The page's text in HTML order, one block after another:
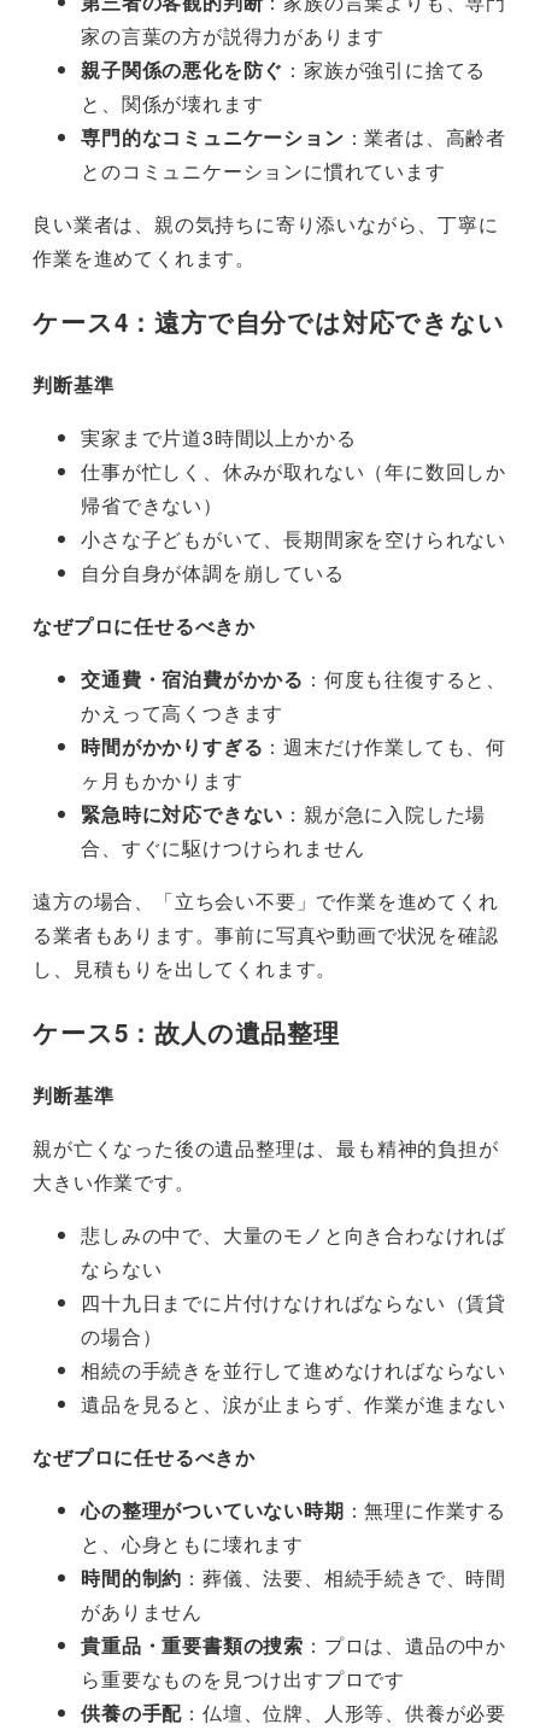
家の言葉の方が説得力があります
親子関係の悪化を防ぐ ：家族が強引に捨てる
と、関係が壊れます
専門的なコミュニケーション ：業者は、高齢者
とのコミュニケーションに慣れています
良い業者は、親の気持ちに寄り添いながら、丁寧に
作業を進めてくれます。
ケース4：遠方で自分では対応できない
判断基準
実家まで片道3時間以上かかる
仕事が忙しく、休みが取れない（年に数回しか
帰省できない）
小さな子どもがいて、長期間家を空けられない
自分自身が体調を崩している
なぜプロに任せるべきか
交通費・宿泊費がかかる ：何度も往復すると、
かえって高くつきます
時間がかかりすぎる ：週末だけ作業しても、何
ヶ月もかかります
緊急時に対応できない ：親が急に入院した場
合、すぐに駆けつけられません
遠方の場合、「立ち会い不要」で作業を進めてくれ
る業者もあります。事前に写真や動画で状況を確認
し、見積もりを出してくれます。
ケース5：故人の遺品整理
判断基準
親が亡くなった後の遺品整理は、最も精神的負担が
大きい作業です。
悲しみの中で、大量のモノと向き合わなければ
ならない
四十九日までに片付けなければならない（賃貸
の場合）
相続の手続きを並行して進めなければならない
遺品を見ると、涙が止まらず、作業が進まない
なぜプロに任せるべきか
心の整理がついていない時期 ：無理に作業する
と、心身ともに壊れます
時間的制約 ：葬儀、法要、相続手続きで、時間
がありません
貴重品・重要書類の捜索 ：プロは、遺品の中か
ら重要なものを見つけ出すプロです
供養の手配 ：仏壇、位牌、人形等、供養が必要